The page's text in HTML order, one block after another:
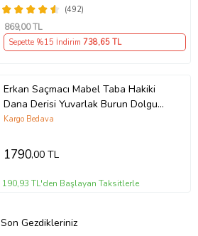
(492)
869,00 TL
Sepette %15 İndirim 738,65 TL
Erkan Saçmacı Mabel Taba Hakiki
Dana Derisi Yuvarlak Burun Dolgu
Topuklu Günlük Ayakkabı
Kargo Bedava
1790,00 TL
190,93 TL'den Başlayan Taksitlerle
Son Gezdikleriniz